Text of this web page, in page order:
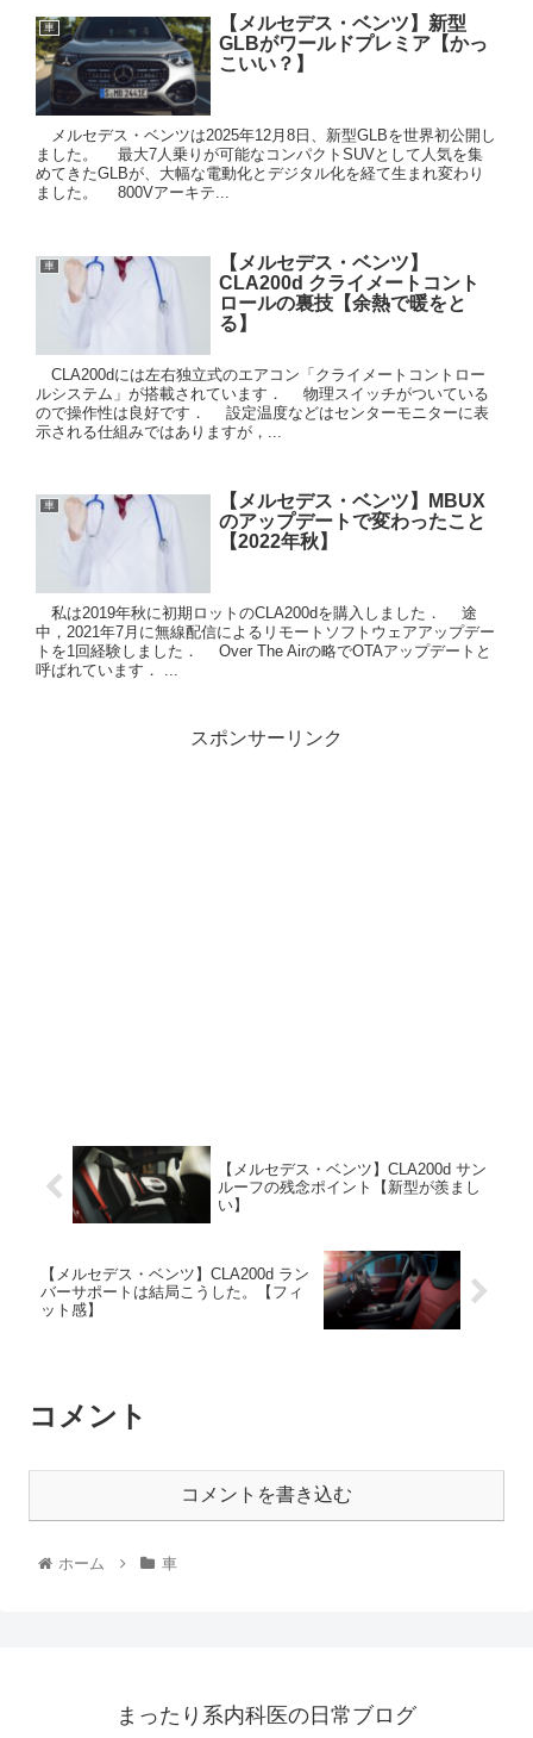
車
【メルセデス・ベンツ】新型
GLBがワールドプレミア【かっ
こいい？】
メルセデス・ベンツは2025年12月8日、新型GLBを世界初公開し
ました。 最大7人乗りが可能なコンパクトSUVとして人気を集
めてきたGLBが、大幅な電動化とデジタル化を経て生まれ変わり
ました。 800Vアーキテ...
車
【メルセデス・ベンツ】
CLA200d クライメートコント
ロールの裏技【余熱で暖をと
る】
CLA200dには左右独立式のエアコン「クライメートコントロー
ルシステム」が搭載されています． 物理スイッチがついている
ので操作性は良好です． 設定温度などはセンターモニターに表
示される仕組みではありますが，...
車
【メルセデス・ベンツ】MBUX
のアップデートで変わったこと
【2022年秋】
私は2019年秋に初期ロットのCLA200dを購入しました． 途
中，2021年7月に無線配信によるリモートソフトウェアアップデー
トを1回経験しました． Over The Airの略でOTAアップデートと
呼ばれています． ...
スポンサーリンク
【メルセデス・ベンツ】CLA200d サン
ルーフの残念ポイント【新型が羨まし
い】
【メルセデス・ベンツ】CLA200d ラン
バーサポートは結局こうした。【フィ
ット感】
コメント
コメントを書き込む
ホーム 車
まったり系内科医の日常ブログ